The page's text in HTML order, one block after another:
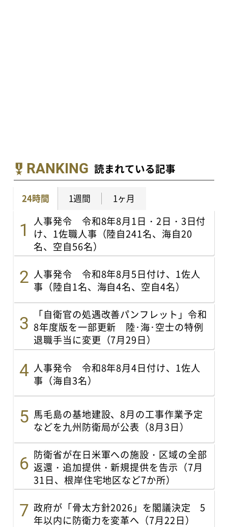
RANKING 読まれている記事
24時間 1週間 1ヶ月
人事発令 令和8年8月1日・2日・3日付
け、1佐職人事（陸自241名、海自20
名、空自56名）
人事発令 令和8年8月5日付け、1佐人
事（陸自1名、海自4名、空自4名）
「自衛官の処遇改善パンフレット」令和
8年度版を一部更新 陸･海･空士の特例
退職手当に変更（7月29日）
人事発令 令和8年8月4日付け、1佐人
事（海自3名）
馬毛島の基地建設、8月の工事作業予定
などを九州防衛局が公表（8月3日）
防衛省が在日米軍への施設・区域の全部
返還・追加提供・新規提供を告示（7月
31日、根岸住宅地区など7か所）
政府が「骨太方針2026」を閣議決定 5
年以内に防衛力を変革へ（7月22日）